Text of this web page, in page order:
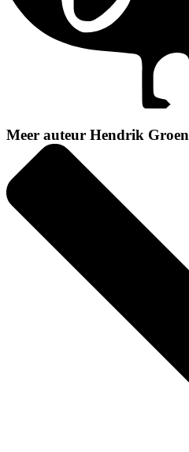
Meer auteur Hendrik Groen